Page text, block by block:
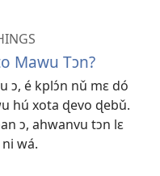
Mawu Tɔn?
ɔ, é kplɔ́n nǔ mɛ dó
hú xota ɖevo ɖebǔ.
ɔ, ahwanvu tɔn lɛ
wá.